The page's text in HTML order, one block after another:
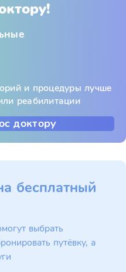
и процедуры лучше
реабилитации
доктору
бесплатный
выбрать
путёвку, а